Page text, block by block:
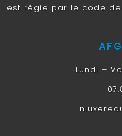
est régie par le code
Lundi –